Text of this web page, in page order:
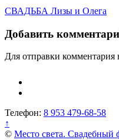
Навигация
по
записям
СВАДЬБА Лизы и Олега
Добавить
Для отправки комментария
Телефон: 8 953 479-68-58
↑
© Место света. Свадебный